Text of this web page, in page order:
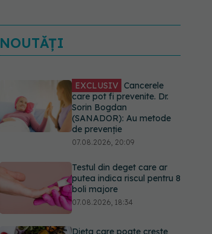
NOUTĂȚI
EXCLUSIV Cancerele
care pot fi prevenite. Dr.
Sorin Bogdan
(SANADOR): Au metode
de prevenție
07.08.2026, 20:09
Testul din deget care ar
putea indica riscul pentru 8
boli majore
07.08.2026, 18:34
Dieta care poate crește